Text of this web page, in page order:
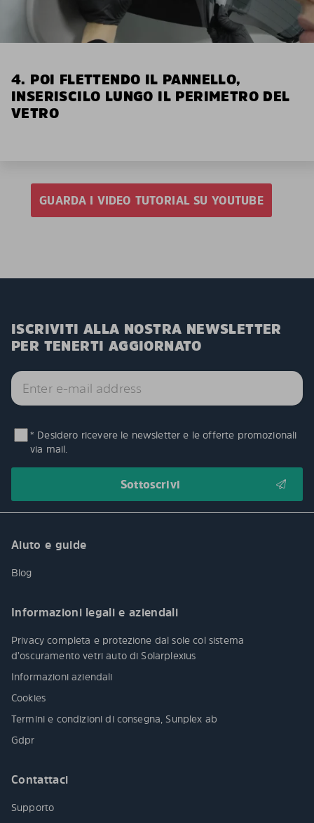
4. POI FLETTENDO IL PANNELLO,
INSERISCILO LUNGO IL PERIMETRO DEL
VETRO
GUARDA I VIDEO TUTORIAL SU YOUTUBE
ISCRIVITI ALLA NOSTRA NEWSLETTER
PER TENERTI AGGIORNATO
* Desidero ricevere le newsletter e le offerte promozionali
via mail.
Aiuto e guide
Blog
Informazioni legali e aziendali
Privacy completa e protezione dal sole col sistema
d’oscuramento vetri auto di Solarplexius
Informazioni aziendali
Cookies
Termini e condizioni di consegna, Sunplex ab
Gdpr
Contattaci
Supporto